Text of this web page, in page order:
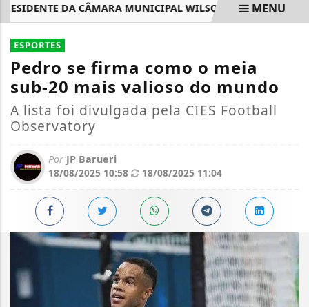
DA CÂMARA MUNICIPAL WILSON ZUFA O
EM ALTA
MENU
ESPORTES
Pedro se firma como o meia
sub-20 mais valioso do mundo
A lista foi divulgada pela CIES Football
Observatory
Por JP Barueri
18/08/2025 10:58
18/08/2025 11:04